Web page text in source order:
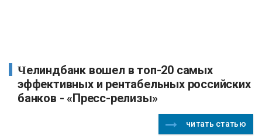
Челиндбанк вошел в топ-20 самых
эффективных и рентабельных российских
банков - «Пресс-релизы»
читать статью